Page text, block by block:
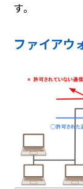
す。
ファイアウ